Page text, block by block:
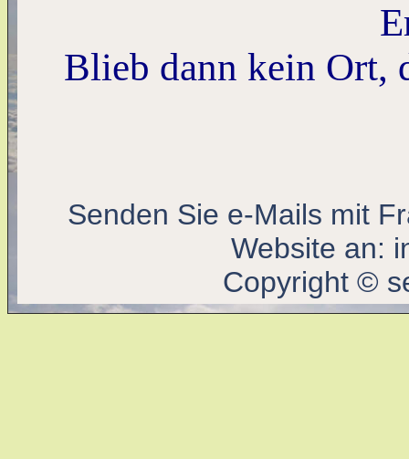
Blieb dann kein Ort,
Senden Sie e-Mails mit
Website an:
Copyright ©